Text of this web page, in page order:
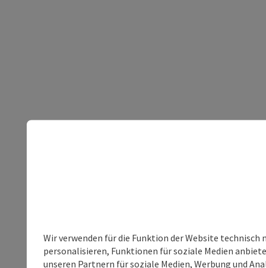
Wir verwenden für die Funktion der Website
personalisieren, Funktionen für soziale Medien
unseren Partnern für soziale Medien, Werbung und